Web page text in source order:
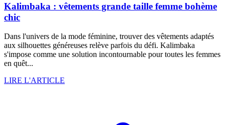
Kalimbaka : vêtements grande taille femme bohème
chic
Dans l'univers de la mode féminine, trouver des vêtements adaptés
aux silhouettes généreuses relève parfois du défi. Kalimbaka
s'impose comme une solution incontournable pour toutes les femmes
en quêt...
LIRE L'ARTICLE